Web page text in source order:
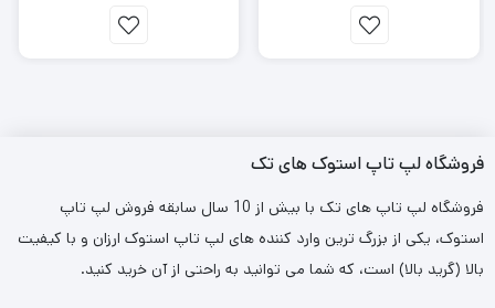
فروشگاه لپ تاپ استوک های تک
فروشگاه لپ تاپ های تک با بیش از 10 سال سابقه فروش لپ تاپ
استوک، یکی از بزرگ ترین وارد کننده های لپ تاپ استوک ارزان و با کیفیت
بالا (گرید بالا) است، که شما می توانید به راحتی از آن خرید کنید.